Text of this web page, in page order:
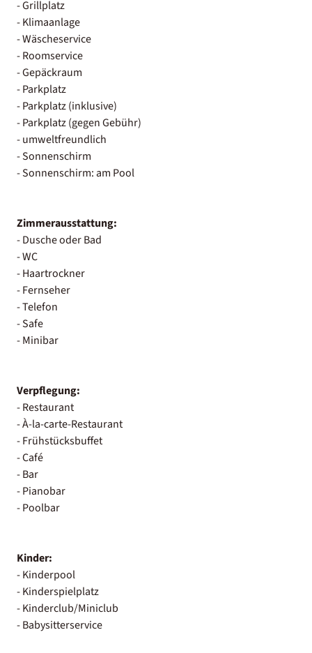
- Grillplatz
- Klimaanlage
- Wäscheservice
- Roomservice
- Gepäckraum
- Parkplatz
- Parkplatz (inklusive)
- Parkplatz (gegen Gebühr)
- umweltfreundlich
- Sonnenschirm
- Sonnenschirm: am Pool
Zimmerausstattung:
- Dusche oder Bad
- WC
- Haartrockner
- Fernseher
- Telefon
- Safe
- Minibar
Verpflegung:
- Restaurant
- À-la-carte-Restaurant
- Frühstücksbuffet
- Café
- Bar
- Pianobar
- Poolbar
Kinder:
- Kinderpool
- Kinderspielplatz
- Kinderclub/Miniclub
- Babysitterservice